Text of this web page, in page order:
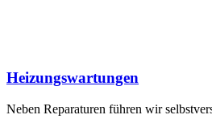
Heizungswartungen
Neben Reparaturen führen wir